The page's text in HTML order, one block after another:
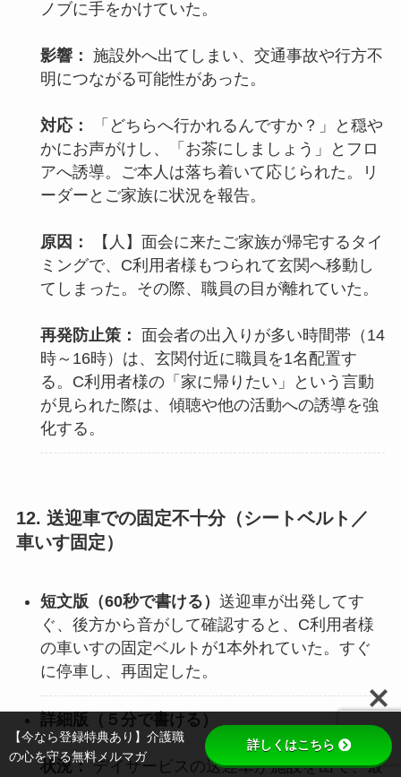
ノブに手をかけていた。
影響： 施設外へ出てしまい、交通事故や行方不
明につながる可能性があった。
対応：
「どちらへ行かれるんですか？」と穏や
かにお声がけし、「お茶にしましょう」とフロ
アへ誘導。ご本人は落ち着いて応じられた。リ
ーダーとご家族に状況を報告。
原因：
【人】面会に来たご家族が帰宅するタイ
ミングで、C利用者様もつられて玄関へ移動し
てしまった。その際、職員の目が離れていた。
再発防止策：
面会者の出入りが多い時間帯（14
時～16時）は、玄関付近に職員を1名配置す
る。C利用者様の「家に帰りたい」という言動
が見られた際は、傾聴や他の活動への誘導を強
化する。
12. 送迎車での固定不十分（シートベルト／
車いす固定）
短文版（60秒で書ける） 送迎車が出発してす
ぐ、後方から音がして確認すると、C利用者様
の車いすの固定ベルトが1本外れていた。すぐ
に停車し、再固定した。
詳細版（ ５分で書ける ）
状況： デイサービスの送迎車が施設を出て、最
【今なら登録特典あり】介護職
の心を守る無料メルマガ
詳しくはこちら